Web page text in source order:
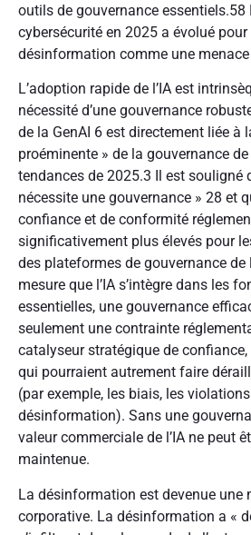
outils de gouvernance essentiels.58
cybersécurité en 2025 a évolué
désinformation comme une
L’adoption rapide de l’IA est
nécessité d’une gouvernance
de la GenAI 6 est directement liée à
proéminente » de la gouvernance de
tendances de 2025.3 Il est souligné
nécessite une gouvernance » 28 et
confiance et de conformité
significativement plus élevés pour
des plateformes de gouvernance de
mesure que l’IA s’intègre dans les
essentielles, une gouvernance
seulement une contrainte
catalyseur stratégique de
qui pourraient autrement faire
(par exemple, les biais, les
désinformation). Sans une
valeur commerciale de l’IA ne peut
maintenue.
La désinformation est devenue une
corporative. La désinformation a «